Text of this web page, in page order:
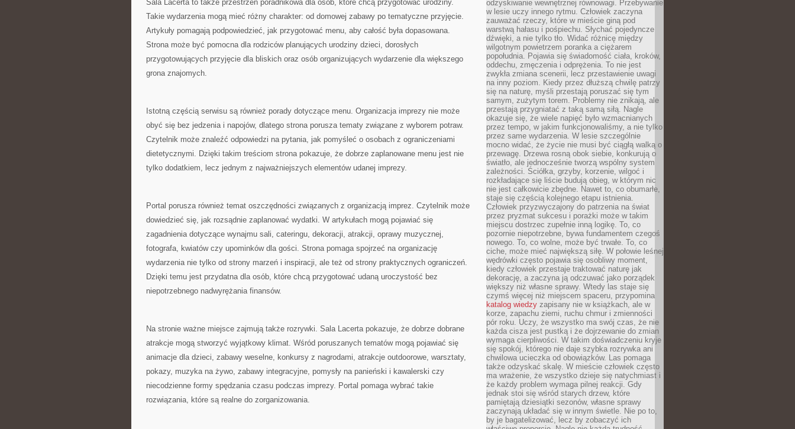
Sala Lacerta to także przestrzeń poradnikowa dla osób, które chcą przygotować urodziny.
Takie wydarzenia mogą mieć różny charakter: od domowej zabawy po tematyczne przyjęcie.
Artykuły pomagają podpowiedzieć, jak przygotować menu, aby całość była dopasowana.
Strona może być pomocna dla rodziców planujących urodziny dzieci, dorosłych
przygotowujących przyjęcie dla bliskich oraz osób organizujących wydarzenie dla większego
grona znajomych.
Istotną częścią serwisu są również porady dotyczące menu. Organizacja imprezy nie może
obyć się bez jedzenia i napojów, dlatego strona porusza tematy związane z wyborem potraw.
Czytelnik może znaleźć odpowiedzi na pytania, jak pomyśleć o osobach z ograniczeniami
dietetycznymi. Dzięki takim treściom strona pokazuje, że dobrze zaplanowane menu jest nie
tylko dodatkiem, lecz jednym z najważniejszych elementów udanej imprezy.
Portal porusza również temat oszczędności związanych z organizacją imprez. Czytelnik może
dowiedzieć się, jak rozsądnie zaplanować wydatki. W artykułach mogą pojawiać się
zagadnienia dotyczące wynajmu sali, cateringu, dekoracji, atrakcji, oprawy muzycznej,
fotografa, kwiatów czy upominków dla gości. Strona pomaga spojrzeć na organizację
wydarzenia nie tylko od strony marzeń i inspiracji, ale też od strony praktycznych ograniczeń.
Dzięki temu jest przydatna dla osób, które chcą przygotować udaną uroczystość bez
niepotrzebnego nadwyrężania finansów.
Na stronie ważne miejsce zajmują także rozrywki. Sala Lacerta pokazuje, że dobrze dobrane
atrakcje mogą stworzyć wyjątkowy klimat. Wśród poruszanych tematów mogą pojawiać się
animacje dla dzieci, zabawy weselne, konkursy z nagrodami, atrakcje outdoorowe, warsztaty,
pokazy, muzyka na żywo, zabawy integracyjne, pomysły na panieński i kawalerski czy
niecodzienne formy spędzania czasu podczas imprezy. Portal pomaga wybrać takie
rozwiązania, które są realne do zorganizowania.
odzyskiwanie wewnętrznej równowagi. Przebywanie
w lesie uczy innego rytmu. Człowiek zaczyna
zauważać rzeczy, które w mieście giną pod
warstwą hałasu i pośpiechu. Słychać pojedyncze
dźwięki, a nie tylko tło. Widać różnicę między
wilgotnym powietrzem poranka a ciężarem
popołudnia. Pojawia się świadomość ciała, kroków,
oddechu, zmęczenia i odprężenia. To nie jest
zwykła zmiana scenerii, lecz przestawienie uwagi
na inny poziom. Kiedy przez dłuższą chwilę patrzy
się na naturę, myśli przestają poruszać się tym
samym, zużytym torem. Problemy nie znikają, ale
przestają przygniatać z taką samą siłą. Nagle
okazuje się, że wiele napięć było wzmacnianych
przez tempo, w jakim funkcjonowaliśmy, a nie tylko
przez same wydarzenia. W lesie szczególnie
mocno widać, że życie nie musi być ciągłą walką o
przewagę. Drzewa rosną obok siebie, konkurują o
światło, ale jednocześnie tworzą wspólny system
zależności. Ściółka, grzyby, korzenie, wilgoć i
rozkładające się liście budują obieg, w którym nic
nie jest całkowicie zbędne. Nawet to, co obumarłe,
staje się częścią kolejnego etapu istnienia.
Człowiek przyzwyczajony do patrzenia na świat
przez pryzmat sukcesu i porażki może w takim
miejscu dostrzec zupełnie inną logikę. To, co
pozornie niepotrzebne, bywa fundamentem czegoś
nowego. To, co wolne, może być trwałe. To, co
ciche, może mieć największą siłę. W połowie leśnej
wędrówki często pojawia się osobliwy moment,
kiedy człowiek przestaje traktować naturę jak
dekorację, a zaczyna ją odczuwać jako porządek
większy niż własne sprawy. Wtedy las staje się
czymś więcej niż miejscem spaceru, przypomina
katalog wiedzy zapisany nie w książkach, ale w
korze, zapachu ziemi, ruchu chmur i zmienności
pór roku. Uczy, że wszystko ma swój czas, że nie
każda cisza jest pustką i że dojrzewanie do zmian
wymaga cierpliwości. W takim doświadczeniu kryje
się spokój, którego nie daje szybka rozrywka ani
chwilowa ucieczka od obowiązków. Las pomaga
także odzyskać skalę. W mieście człowiek często
ma wrażenie, że wszystko dzieje się natychmiast i
że każdy problem wymaga pilnej reakcji. Gdy
jednak stoi się wśród starych drzew, które
pamiętają dziesiątki sezonów, własne sprawy
zaczynają układać się w innym świetle. Nie po to,
by je bagatelizować, lecz by zobaczyć ich